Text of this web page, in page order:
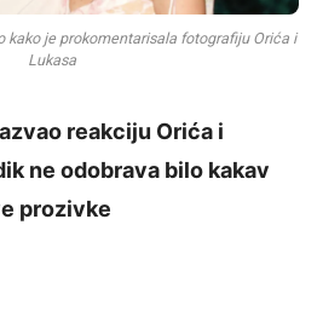
kako je prokomentarisala fotografiju Orića i
Lukasa
reakciju Orića i
ne odobrava bilo kakav
prozivke